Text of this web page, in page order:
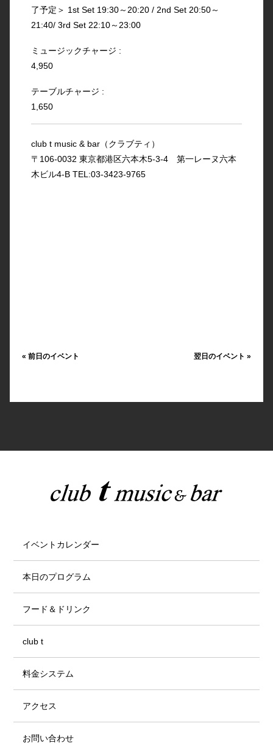
了予定＞ 1st Set 19:30～20:20 / 2nd Set 20:50～
21:40/ 3rd Set 22:10～23:00
ミュージックチャージ :
4,950
テーブルチャージ :
1,650
club t music & bar（クラブティ）
〒106-0032 東京都港区六本木5-3-4 第一レーヌ六本
木ビル4-B TEL:03-3423-9765
« 前日のイベント 翌日のイベント»
イベントカレンダー
本日のプログラム
フード＆ドリンク
club t
料金システム
アクセス
お問い合わせ